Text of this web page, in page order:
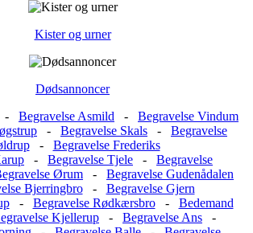
Kister og urner
Dødsannoncer
- Begravelse Asmild - Begravelse Vindum
- Begravelse Skals - Begravelse
- Begravelse Frederiks
- Begravelse Tjele - Begravelse
Ørum - Begravelse Gudenådalen
Bjerringbro- Begravelse Gjern
- Begravelse Rødkærsbro- Bedemand
Kjellerup - Begravelse Ans -